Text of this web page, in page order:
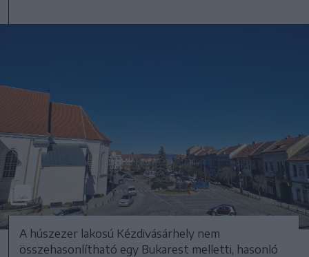
A húszezer lakosú Kézdivásárhely nem
összehasonlítható egy Bukarest melletti, hasonló